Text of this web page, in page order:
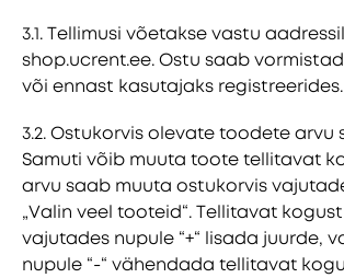
3.1. Tellimusi võetakse vastu aadressil
shop.ucrent.ee. Ostu saab
või ennast kasutajaks registreerides.
3.2. Ostukorvis olevate toodete arvu
Samuti võib muuta toote tellitavat
arvu saab muuta ostukorvis
„Valin veel tooteid“. Tellitavat
vajutades nupule “+“ lisada juurde,
nupule “-“ vähendada tellitavat